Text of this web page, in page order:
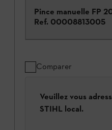
Pince manuelle FP
Ref. 00008813005
Comparer
Veuillez vous
STIHL local.